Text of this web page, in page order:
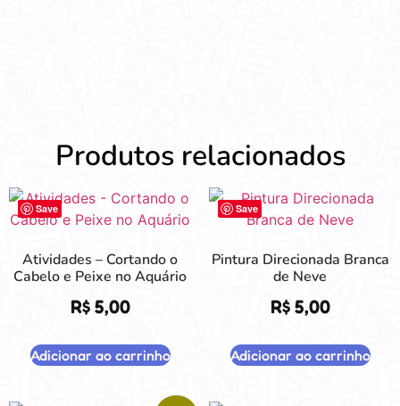
Produtos relacionados
Save
Atividades – Cortando o
Cabelo e Peixe no Aquário
R$5,00
Adicionar ao carrinho
Save
Pintura Direcionada Branca
de Neve
R$5,00
Adicionar ao carrinho